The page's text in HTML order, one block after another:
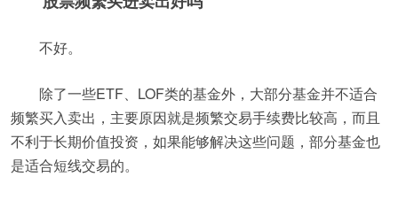
不好。
除了一些ETF、LOF类的基金外，大部分基金并不适合
频繁买入卖出，主要原因就是频繁交易手续费比较高，而且
不利于长期价值投资，如果能够解决这些问题，部分基金也
是适合短线交易的。